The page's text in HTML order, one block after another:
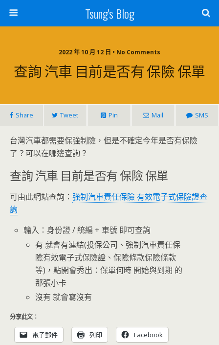
Tsung's Blog
2022 年 10 月 12 日 • No Comments
查詢 汽車 目前是否有 保險 保單
Share Tweet Pin Mail SMS
台灣汽車都需要保強制險，但是不確定今年是否有保險
了？可以在哪邊查詢？
查詢 汽車 目前是否有 保險 保單
可由此網站查詢： 強制汽車責任保險 有效電子式保險證查
詢
輸入：身份證 / 統編 + 車號 即可查詢
有 就會有連結(投保公司、強制汽車責任保
險有效電子式保險證、保險條款保險條款
等)，點開會秀出：保單何時 開始與到期 的
那張小卡
沒有 就會寫沒有
分享此文：
電子郵件 列印 Facebook